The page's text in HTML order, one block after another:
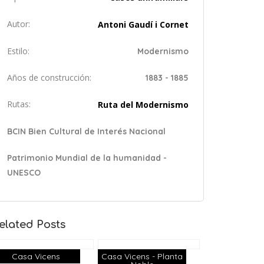
Autor: Antoni Gaudí i Cornet
Estilo: Modernismo
Años de construcción: 1883 - 1885
Rutas: Ruta del Modernismo
BCIN Bien Cultural de Interés Nacional
Patrimonio Mundial de la humanidad -
UNESCO
Posts
Casa Vicens Casa Vicens - Planta